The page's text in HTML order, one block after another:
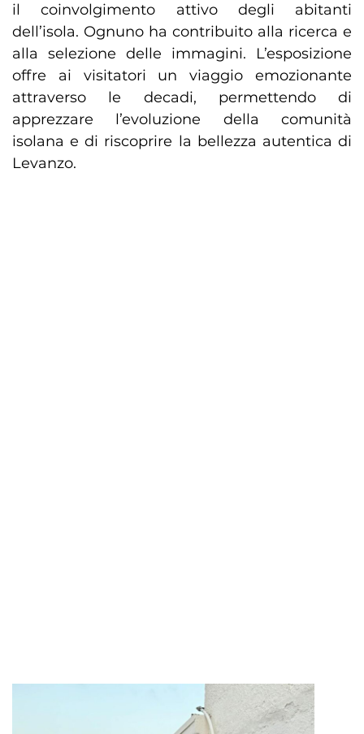
il coinvolgimento attivo degli abitanti
dell’isola. Ognuno ha contribuito alla ricerca e
alla selezione delle immagini. L’esposizione
offre ai visitatori un viaggio emozionante
attraverso le decadi, permettendo di
apprezzare l’evoluzione della comunità
isolana e di riscoprire la bellezza autentica di
Levanzo.